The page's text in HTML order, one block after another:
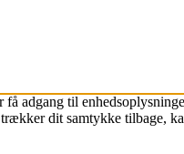
adgang til
dit samtykke tilbage,